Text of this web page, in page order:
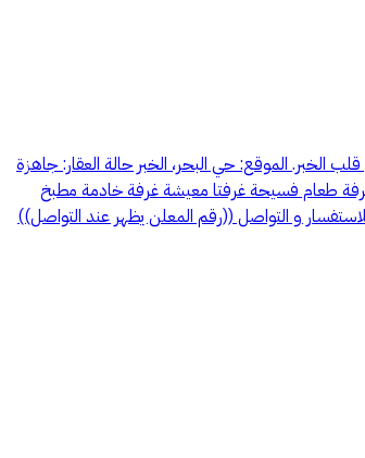
الخبر. الموقع: حي البحر، الخبر حالة العقار: جاهزة
الأرض: 1007 متر مربع السعر: 5,800,000 ريال سعودي تفاصيل الفيلا: مفروشة بالكامل 3 غرف نوم 7 دورات مياه غرفة طعام فسيحة غرفتا معيشة غرفة خادمة مطبخ
و التواصل ((رقم المعلن يظهر عند التواصل))